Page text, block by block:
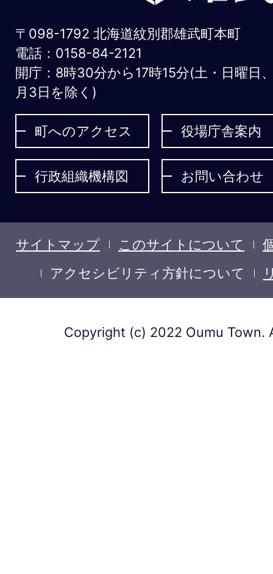
お
う
む
ち
ょ
う
〒098-1792 北海道紋別郡雄武町本町
電話：0158-84-2121
開庁：8時30分から17時15分(土・日曜日
月3日を除く)
町へのアクセス 役場庁舎案内
行政組織機構図 お問い合わせ
サイトマップ このサイトについて
アクセシビリティ方針について
Copyright (c) 2022 Oumu Town.